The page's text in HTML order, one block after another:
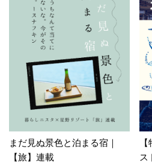
まだ見ぬ景色と泊まる宿｜
【旅】連載
ス